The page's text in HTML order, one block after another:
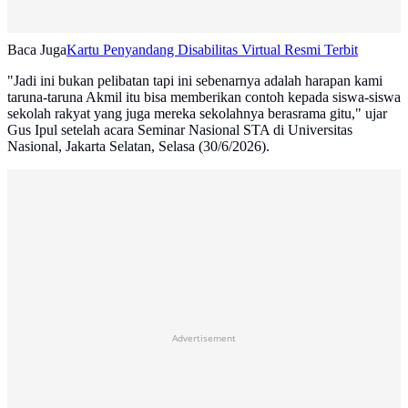
Baca JugaKartu Penyandang Disabilitas Virtual Resmi Terbit
"Jadi ini bukan pelibatan tapi ini sebenarnya adalah harapan kami
taruna-taruna Akmil itu bisa memberikan contoh kepada siswa-siswa
sekolah rakyat yang juga mereka sekolahnya berasrama gitu," ujar
Gus Ipul setelah acara Seminar Nasional STA di Universitas
Nasional, Jakarta Selatan, Selasa (30/6/2026).
Advertisement